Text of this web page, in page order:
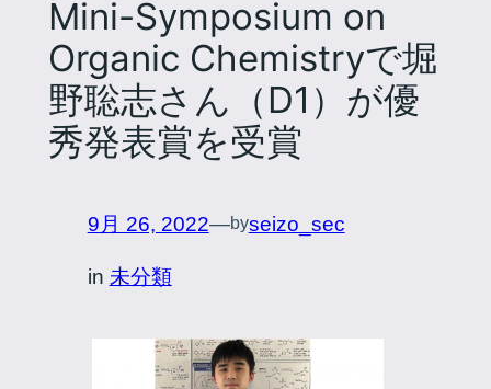
Mini-Symposium on
Organic Chemistryで堀
野聡志さん（D1）が優
秀発表賞を受賞
9月 26, 2022—byseizo_sec
in 未分類